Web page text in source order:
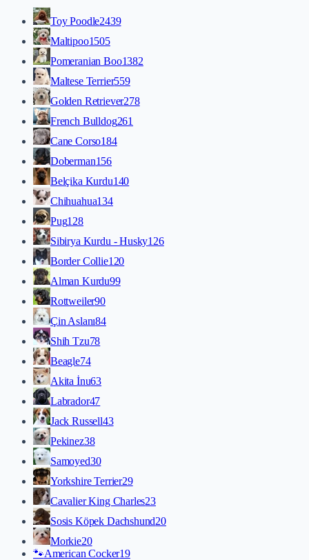
Toy Poodle2439
Maltipoo1505
Pomeranian Boo1382
Maltese Terrier559
Golden Retriever278
French Bulldog261
Cane Corso184
Doberman156
Belçika Kurdu140
Chihuahua134
Pug128
Sibirya Kurdu - Husky126
Border Collie120
Alman Kurdu99
Rottweiler90
Çin Aslanı84
Shih Tzu78
Beagle74
Akita İnu63
Labrador47
Jack Russell43
Pekinez38
Samoyed30
Yorkshire Terrier29
Cavalier King Charles23
Sosis Köpek Dachshund20
Morkie20
🐾American Cocker19